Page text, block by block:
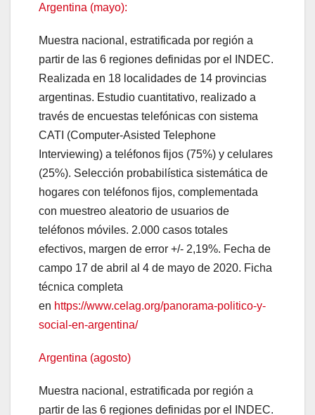
Argentina (mayo):
Muestra nacional, estratificada por región a
partir de las 6 regiones definidas por el INDEC.
Realizada en 18 localidades de 14 provincias
argentinas. Estudio cuantitativo, realizado a
través de encuestas telefónicas con sistema
CATI (Computer-Asisted Telephone
Interviewing) a teléfonos fijos (75%) y celulares
(25%). Selección probabilística sistemática de
hogares con teléfonos fijos, complementada
con muestreo aleatorio de usuarios de
teléfonos móviles. 2.000 casos totales
efectivos, margen de error +/- 2,19%. Fecha de
campo 17 de abril al 4 de mayo de 2020. Ficha
técnica completa
en https://www.celag.org/panorama-politico-y-
social-en-argentina/
Argentina (agosto)
Muestra nacional, estratificada por región a
partir de las 6 regiones definidas por el INDEC.